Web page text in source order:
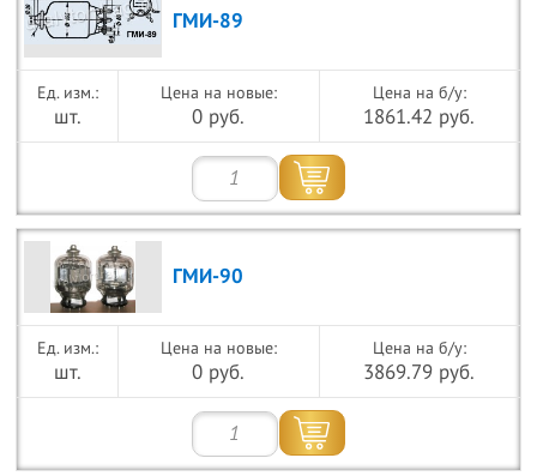
ГМИ-89
шт.
Цена на новые:
0 руб.
Цена на б/у:
1861.42 руб.
ГМИ-90
шт.
Цена на новые:
0 руб.
Цена на б/у:
3869.79 руб.